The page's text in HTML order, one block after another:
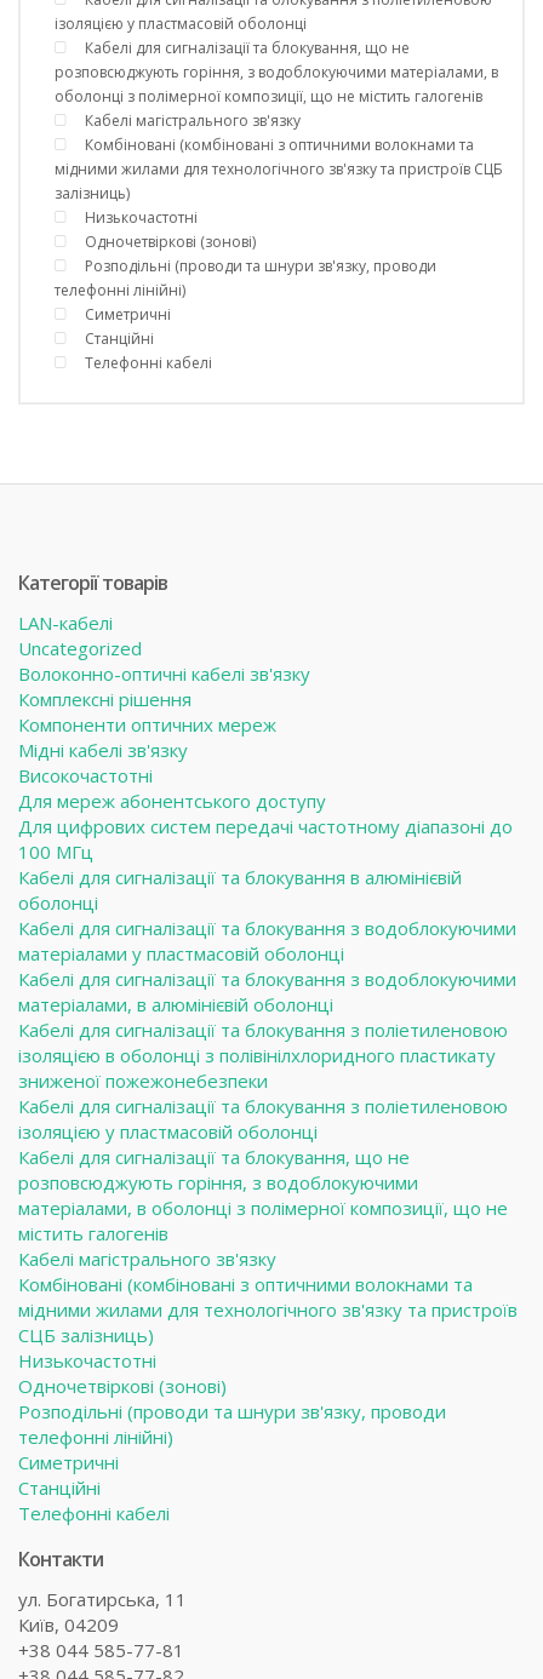
ізоляцією у пластмасовій оболонці
Кабелі для сигналізації та блокування, що не
розповсюджують горіння, з водоблокуючими матеріалами, в
оболонці з полімерної композиції, що не містить галогенів
Кабелі магістрального зв'язку
Комбіновані (комбіновані з оптичними волокнами та
мідними жилами для технологічного зв'язку та пристроїв СЦБ
залізниць)
Низькочастотні
Одночетвіркові (зонові)
Розподільні (проводи та шнури зв'язку, проводи
телефонні лінійні)
Симетричні
Станційні
Телефонні кабелі
Категорії товарів
LAN-кабелі
Uncategorized
Волоконно-оптичні кабелі зв'язку
Комплексні рішення
Компоненти оптичних мереж
Мідні кабелі зв'язку
Високочастотні
Для мереж абонентського доступу
Для цифрових систем передачі частотному діапазоні до
100 МГц
Кабелі для сигналізації та блокування в алюмінієвій
оболонці
Кабелі для сигналізації та блокування з водоблокуючими
матеріалами у пластмасовій оболонці
Кабелі для сигналізації та блокування з водоблокуючими
матеріалами, в алюмінієвій оболонці
Кабелі для сигналізації та блокування з поліетиленовою
ізоляцією в оболонці з полівінілхлоридного пластикату
зниженої пожежонебезпеки
Кабелі для сигналізації та блокування з поліетиленовою
ізоляцією у пластмасовій оболонці
Кабелі для сигналізації та блокування, що не
розповсюджують горіння, з водоблокуючими
матеріалами, в оболонці з полімерної композиції, що не
містить галогенів
Кабелі магістрального зв'язку
Комбіновані (комбіновані з оптичними волокнами та
мідними жилами для технологічного зв'язку та пристроїв
СЦБ залізниць)
Низькочастотні
Одночетвіркові (зонові)
Розподільні (проводи та шнури зв'язку, проводи
телефонні лінійні)
Симетричні
Станційні
Телефонні кабелі
Контакти
ул. Богатирська, 11
Київ, 04209
+38 044 585-77-81